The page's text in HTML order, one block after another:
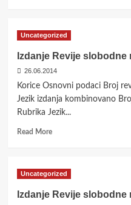
Revije
misli
99
broj:
7-
Uncategorized
Izdanje Revije slobodne
26.06.2014
Korice Osnovni podaci Broj
Jezik izdanja kombinovano
Rubrika Jezik...
Read MoreRead
Revije
misli
Uncategorized
Izdanje Revije slobodne